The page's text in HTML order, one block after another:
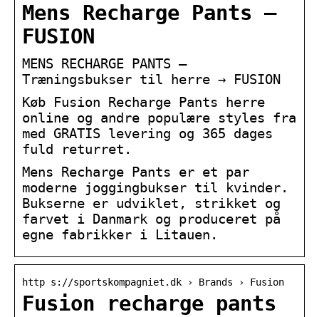
Mens Recharge Pants –
FUSION
MENS RECHARGE PANTS –
Træningsbukser til herre → FUSION
Køb Fusion Recharge Pants herre
online og andre populære styles fra
med GRATIS levering og 365 dages
fuld returret.
Mens Recharge Pants er et par
moderne joggingbukser til kvinder.
Bukserne er udviklet, strikket og
farvet i Danmark og produceret på
egne fabrikker i Litauen.
http s://sportskompagniet.dk › Brands › Fusion
Fusion recharge pants